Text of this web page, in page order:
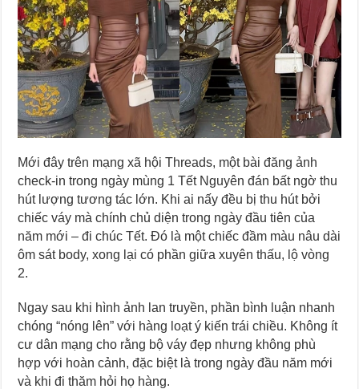
Mới đây trên mạng xã hội Threads, một bài đăng ảnh
check-in trong ngày mùng 1 Tết Nguyên đán bất ngờ thu
hút lượng tương tác lớn. Khi ai nấy đều bị thu hút bởi
chiếc váy mà chính chủ diện trong ngày đầu tiên của
năm mới – đi chúc Tết. Đó là một chiếc đầm màu nâu dài
ôm sát body, xong lại có phần giữa xuyên thấu, lộ vòng
2.
Ngay sau khi hình ảnh lan truyền, phần bình luận nhanh
chóng “nóng lên” với hàng loạt ý kiến trái chiều. Không ít
cư dân mạng cho rằng bộ váy đẹp nhưng không phù
hợp với hoàn cảnh, đặc biệt là trong ngày đầu năm mới
và khi đi thăm hỏi họ hàng.